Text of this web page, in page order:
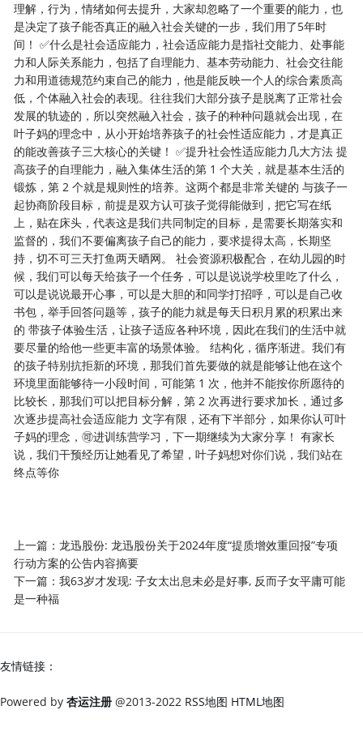
理解，行为，情绪如何去提升，大家却忽略了一个重要的能力，也
是决定了孩子能否真正的融入社会关键的一步，我们用了5年时
间！ ✅什么是社会适应能力，社会适应能力是指社交能力、处事能
力和人际关系能力，包括了自理能力、基本劳动能力、社会交往能
力和用道德规范约束自己的能力，他是能反映一个人的综合素质高
低，个体融入社会的表现。往往我们大部分孩子是脱离了正常社会
发展的轨迹的，所以突然融入社会，孩子的种种问题就会出现，在
叶子妈的理念中，从小开始培养孩子的社会性适应能力，才是真正
的能改善孩子三大核心的关键！ ✅提升社会性适应能力几大方法 提
高孩子的自理能力，融入集体生活的第 1 个大关，就是基本生活的
锻炼，第 2 个就是规则性的培养。这两个都是非常关键的 与孩子一
起协商阶段目标，前提是双方认可孩子觉得能做到，把它写在纸
上，贴在床头，代表这是我们共同制定的目标，是需要长期落实和
监督的，我们不要偏离孩子自己的能力，要求提得太高，长期坚
持，切不可三天打鱼两天晒网。 社会资源积极配合，在幼儿园的时
候，我们可以每天给孩子一个任务，可以是说说学校里吃了什么，
可以是说说最开心事，可以是大胆的和同学打招呼，可以是自己收
书包，举手回答问题等，孩子的能力就是每天日积月累的积累出来
的 带孩子体验生活，让孩子适应各种环境，因此在我们的生活中就
要尽量的给他一些更丰富的场景体验。 结构化，循序渐进。我们有
的孩子特别抗拒新的环境，那我们首先要做的就是能够让他在这个
环境里面能够待一小段时间，可能第 1 次，他并不能按你所愿待的
比较长，那我们可以把目标分解，第 2 次再进行要求加长，通过多
次逐步提高社会适应能力 文字有限，还有下半部分，如果你认可叶
子妈的理念，🉑进训练营学习，下一期继续为大家分享！ 有家长
说，我们干预经历让她看见了希望，叶子妈想对你们说，我们站在
终点等你
上一篇：龙迅股份: 龙迅股份关于2024年度“提质增效重回报”专项
行动方案的公告内容摘要
下一篇：我63岁才发现: 子女太出息未必是好事, 反而子女平庸可能
是一种福
友情链接：
Powered by 杏运注册 @2013-2022 RSS地图 HTML地图